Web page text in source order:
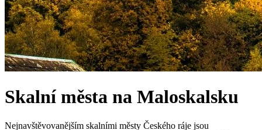
Skalní města na Maloskalsku
Nejnavštěvovanějším skalními městy Českého ráje jsou